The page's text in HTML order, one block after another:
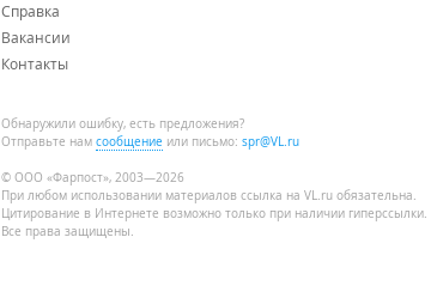
Справка
Вакансии
Контакты
Обнаружили ошибку, есть предложения?
Отправьте нам сообщение или письмо: spr@VL.ru
© ООО «Фарпост», 2003—2026
При любом использовании материалов ссылка на VL.ru обязательна.
Цитирование в Интернете возможно только при наличии гиперссылки.
Все права защищены.